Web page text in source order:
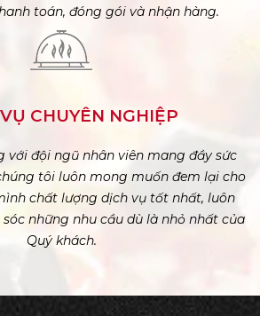
toán, đóng gói và nhận hàng.
CHUYÊN NGHIỆP
với đội ngũ nhân viên mang đầy sức
tôi luôn mong muốn đem lại cho
chất lượng dịch vụ tốt nhất, luôn
những nhu cầu dù là nhỏ nhất của
Quý khách.